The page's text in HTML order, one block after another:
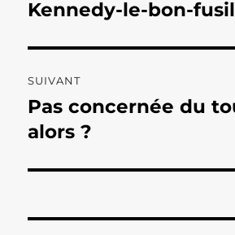
Publication
Kennedy-le-bon-fusil
SUIVANT
Publication
suivante :
Pas concernée du
alors ?